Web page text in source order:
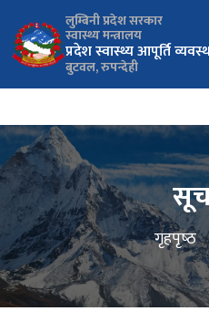
लुम्बिनी प्रदेश सरकार
स्वास्थ्य मन्त्रालय
प्रदेश स्वास्थ्य आपूर्ति
बुटवल, रुपन्देही
गृहपृष्‍ठ